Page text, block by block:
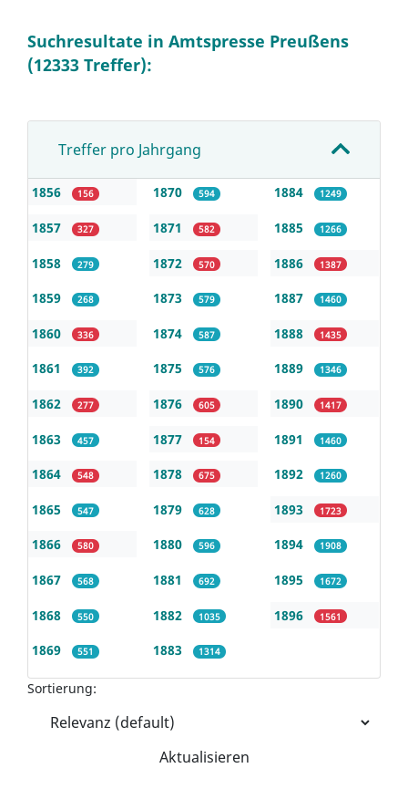
Suchresultate in Amtspresse Preußens
(12333 Treffer):
Treffer pro Jahrgang
1856 156
1857 327
1858 279
1859 268
1860 336
1861 392
1862 277
1863 457
1864 548
1865 547
1866 580
1867 568
1868 550
1869 551
1870 594
1871 582
1872 570
1873 579
1874 587
1875 576
1876 605
1877 154
1878 675
1879 628
1880 596
1881 692
1882 1035
1883 1314
1884 1249
1885 1266
1886 1387
1887 1460
1888 1435
1889 1346
1890 1417
1891 1460
1892 1260
1893 1723
1894 1908
1895 1672
1896 1561
Sortierung:
Aktualisieren